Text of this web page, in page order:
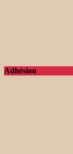
Adhésion